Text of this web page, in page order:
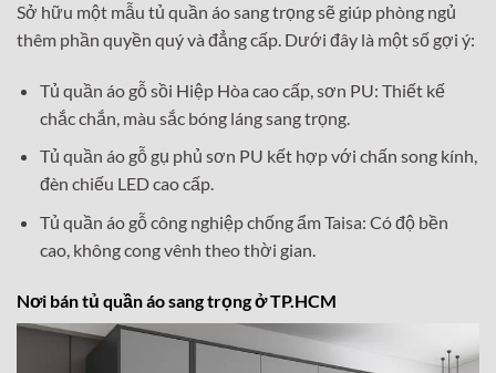
Sở hữu một mẫu tủ quần áo sang trọng sẽ giúp phòng ngủ
thêm phần quyền quý và đẳng cấp. Dưới đây là một số gợi ý:
Tủ quần áo gỗ sồi Hiệp Hòa cao cấp, sơn PU: Thiết kế
chắc chắn, màu sắc bóng láng sang trọng.
Tủ quần áo gỗ gụ phủ sơn PU kết hợp với chấn song kính,
đèn chiếu LED cao cấp.
Tủ quần áo gỗ công nghiệp chống ẩm Taisa: Có độ bền
cao, không cong vênh theo thời gian.
Nơi bán tủ quần áo sang trọng ở TP.HCM